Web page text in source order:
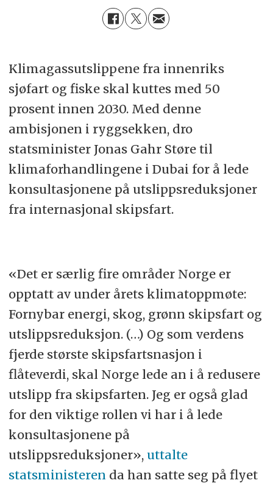
Klimagassutslippene fra innenriks
sjøfart og fiske skal kuttes med 50
prosent innen 2030. Med denne
ambisjonen i ryggsekken, dro
statsminister Jonas Gahr Støre til
klimaforhandlingene i Dubai for å lede
konsultasjonene på utslippsreduksjoner
fra internasjonal skipsfart.
«Det er særlig fire områder Norge er
opptatt av under årets klimatoppmøte:
Fornybar energi, skog, grønn skipsfart og
utslippsreduksjon. (…) Og som verdens
fjerde største skipsfartsnasjon i
flåteverdi, skal Norge lede an i å redusere
utslipp fra skipsfarten. Jeg er også glad
for den viktige rollen vi har i å lede
konsultasjonene på
utslippsreduksjoner», uttalte
statsministeren da han satte seg på flyet